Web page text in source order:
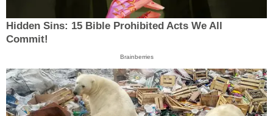
Hidden Sins: 15 Bible Prohibited Acts We All
Commit!
Brainberries